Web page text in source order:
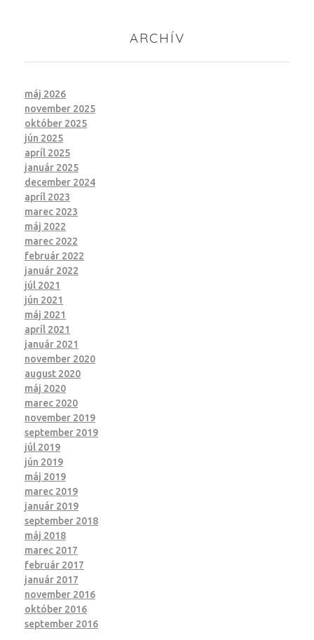
ARCHÍV
máj 2026
november 2025
október 2025
jún 2025
apríl 2025
január 2025
december 2024
apríl 2023
marec 2023
máj 2022
marec 2022
február 2022
január 2022
júl 2021
jún 2021
máj 2021
apríl 2021
január 2021
november 2020
august 2020
máj 2020
marec 2020
november 2019
september 2019
júl 2019
jún 2019
máj 2019
marec 2019
január 2019
september 2018
máj 2018
marec 2017
február 2017
január 2017
november 2016
október 2016
september 2016